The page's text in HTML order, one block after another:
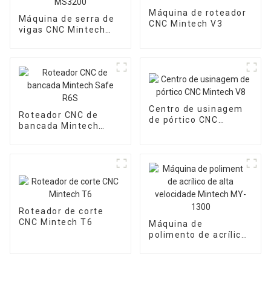
Máquina de serra de
vigas CNC Mintech
Máquina de roteador
CNC Mintech V3
Roteador CNC de
bancada Mintech
Centro de usinagem
de pórtico CNC
Roteador de corte
CNC Mintech T6
Máquina de
polimento de acrílico